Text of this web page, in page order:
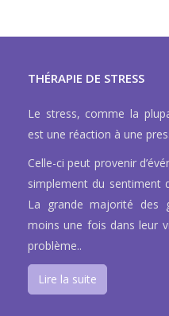
THÉRAPIE DE STRESS
Le stress, comme la
est une réaction à une
Celle-ci peut provenir
simplement du sentiment
La grande majorité des
moins une fois dans leur
problème..
Lire la suite